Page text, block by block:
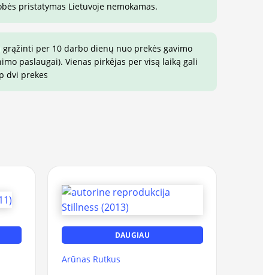
pristatymas Lietuvoje nemokamas.
per 10 darbo dienų nuo prekės gavimo
paslaugai). Vienas pirkėjas per visą laiką gali
dvi prekes
DAUGIAU
Arūnas Rutkus